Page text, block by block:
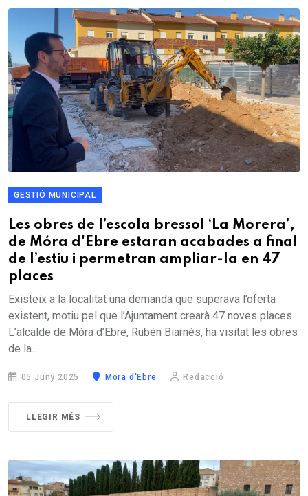
GESTIÓ MUNICIPAL
Les obres de l’escola bressol ‘La Morera’,
de Móra d'Ebre estaran acabades a final
de l’estiu i permetran ampliar-la en 47
places
Existeix a la localitat una demanda que superava l’oferta
existent, motiu pel que l’Ajuntament crearà 47 noves places
L’alcalde de Móra d’Ebre, Rubén Biarnés, ha visitat les obres
de la...
05 Juny 2025 Mora d'Ebre Redacció
LLEGIR MÉS